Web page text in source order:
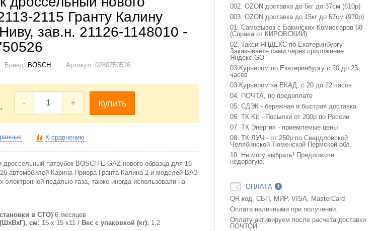
2115 Гранту Калину
зав.н. 21126-1148010 -
Бренд: BOSCH Артикул: 0280750526
- + Купить
К сравнению
дроссельный патрубок BOSCH E-GAZ нового образца для 16
автомобилей Карина Приора Гранта Калина 2 и моделей ВАЗ
электронной педалью газа, также иногда использовали на
в СТО) 6 месяцев
(ШxВxГ), см: 15 x 15 x11 Вес с упаковкой (кг): 1,2
002. OZON доставка до 5кг до 37см (610р)
003. OZON доставка до 15кг до 57см (970р)
01. Самовывоз с Бакинских Комиссаров 68
(Справа от КИРОВСКИЙ)
02. Такси ЯНДЕКС по Екатеринбургу -
Заказываете сами через приложение
Яндекс.GO
03 Курьером по Екатеринбургу с 20 до 23
часов
03 Курьером за ЕКАД, с 20 до 22 часов
04. ПОЧТА, по предоплате
05. СДЭК - бережная и быстрая доставка
06. ТК Kit - Посылки от 200р по России
07. ТК Энергия - приемлемые цены
08. ТК ЛУЧ - от 250р по Свердловской
Челябинской Тюменской Пермской обл.
10. Не могу выбрать! Предложите
недорогую.
ОПЛАТА
QR код, СБП, МИР, VISA, MasterCard
Оплата наличными при получении.
Оплату активируем после расчета доставки
ПОЧТОЙ